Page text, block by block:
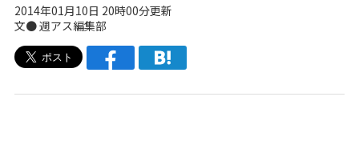
2014年01月10日 20時00分更新
文●週アス編集部